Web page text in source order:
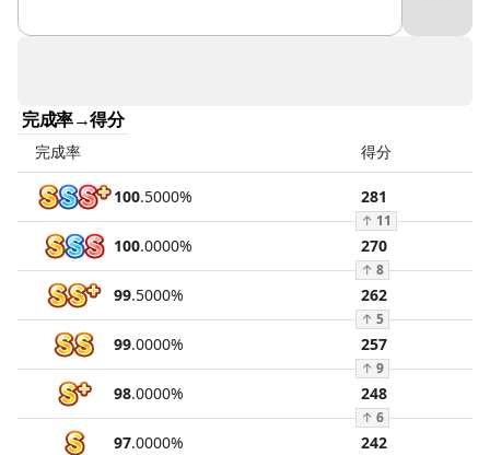
完成率→得分
完成率 得分
100.5000% 281
↑ 11
100.0000% 270
↑ 8
99.5000% 262
↑ 5
99.0000% 257
↑ 9
98.0000% 248
↑ 6
97.0000% 242